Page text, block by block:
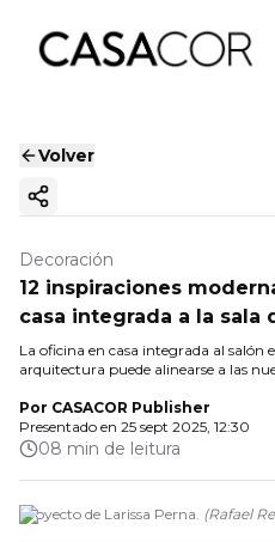
Volver
Copiar enlace
Decoración
12 inspiraciones
casa integrada a la sala
La oficina en casa integrada al salón
arquitectura puede alinearse a las
Por CASACOR Publisher
Presentado en 25 sept 2025, 12:30
08 min de leitura
Proyecto de Larissa Perna. (Rafael